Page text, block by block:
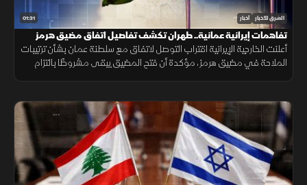
01:31 الشرق للأخبار أخبار
تفاهمات إيرانية عمانية.. طهران تكشف تفاصيل اتفاق مضيق هرمز
أعلنت الخارجية الإيرانية اقتراب التوصل لاتفاق مع سلطنة عمان بشأن ترتيبات
الملاحة في مضيق هرمز، مؤكدة أن فتح المضيق يبقى مشروطًا بالتزام